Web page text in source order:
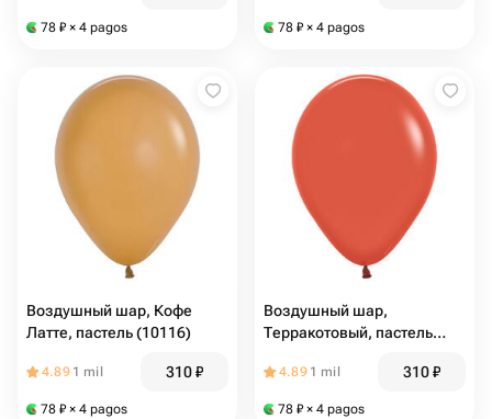
78 ₽ × 4 pagos 78 ₽ × 4 pagos
Воздушный шар, Кофе
Латте, пастель (10116)
4.89 1 mil 310₽
78 ₽ × 4 pagos
Воздушный шар,
Терракотовый, пастель
4.89 1 mil 310₽
78 ₽ × 4 pagos